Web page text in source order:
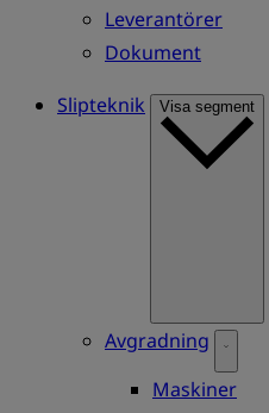
Leverantörer
Dokument
Slipteknik
Visa segment
Avgradning
Maskiner